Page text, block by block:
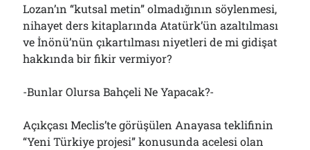
Lozan’ın “kutsal metin” olmadığının söylenmesi,
nihayet ders kitaplarında Atatürk’ün azaltılması
ve İnönü’nün çıkartılması niyetleri de mi gidişat
hakkında bir fikir vermiyor?
-Bunlar Olursa Bahçeli Ne Yapacak?-
Açıkçası Meclis’te görüşülen Anayasa teklifinin
“Yeni Türkiye projesi” konusunda acelesi olan